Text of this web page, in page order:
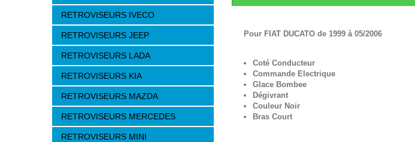
RETROVISEURS IVECO
RETROVISEURS JEEP
RETROVISEURS LADA
RETROVISEURS KIA
RETROVISEURS MAZDA
RETROVISEURS MERCEDES
RETROVISEURS MINI
Pour FIAT DUCATO de 1999 à 05/2006
Coté Conducteur
Commande Electrique
Glace Bombee
Dégivrant
Couleur Noir
Bras Court